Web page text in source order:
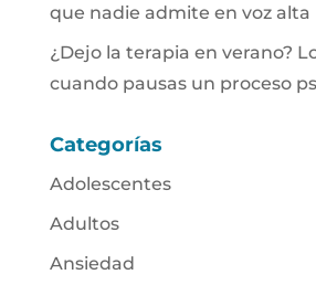
que nadie admite en voz alta
¿Dejo la terapia en verano?
cuando pausas un proceso
Categorías
Adolescentes
Adultos
Ansiedad